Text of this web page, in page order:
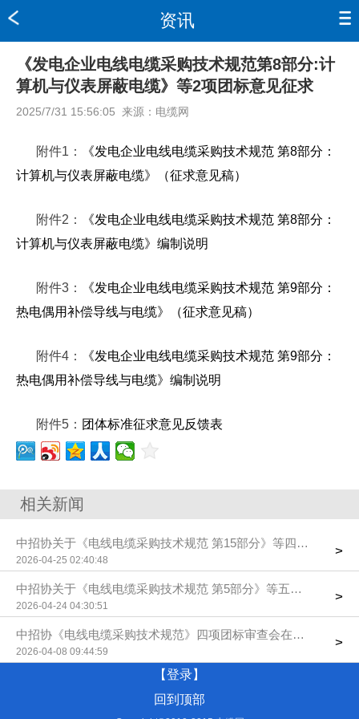
资讯
《发电企业电线电缆采购技术规范第8部分:计
算机与仪表屏蔽电缆》等2项团标意见征求
2025/7/31 15:56:05 来源： 电缆网
附件1：
《发电企业电线电缆采购技术规范 第8部分：
计算机与仪表屏蔽电缆》（征求意见稿）
附件2：
《发电企业电线电缆采购技术规范 第8部分：
计算机与仪表屏蔽电缆》编制说明
附件3：
《发电企业电线电缆采购技术规范 第9部分：
热电偶用补偿导线与电缆》（征求意见稿）
附件4：
《发电企业电线电缆采购技术规范 第9部分：
热电偶用补偿导线与电缆》编制说明
附件5： 团体标准征求意见反馈表
相关新闻
中招协关于《电线电缆采购技术规范 第15部分》等四项团标送
2026-04-25 02:40:48
>
中招协关于《电线电缆采购技术规范 第5部分》等五项团标送审
2026-04-24 04:30:51
>
中招协《电线电缆采购技术规范》四项团标审查会在京召开
2026-04-08 09:44:59
>
【登录】
回到顶部